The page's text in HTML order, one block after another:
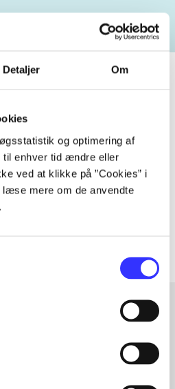
Detaljer Om
og optimering af
til enhver tid ændre eller
ved at klikke på ”Cookies” i
læse mere om de anvendte
dolor sit amet ...